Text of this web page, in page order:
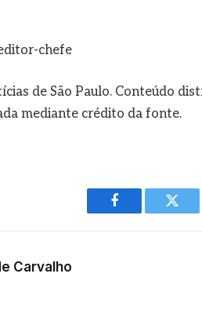
chefe
de São Paulo. Conteúdo
mediante crédito da fonte.
Facebook
Carvalho